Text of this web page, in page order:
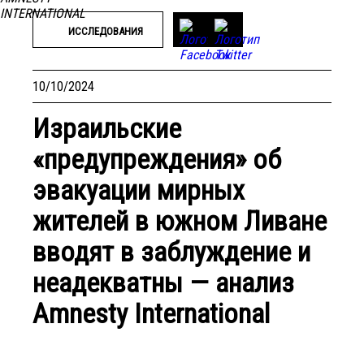
ИССЛЕДОВАНИЯ
10/10/2024
Израильские
«предупреждения» об
эвакуации мирных
жителей в южном Ливане
вводят в заблуждение и
неадекватны — анализ
Amnesty International